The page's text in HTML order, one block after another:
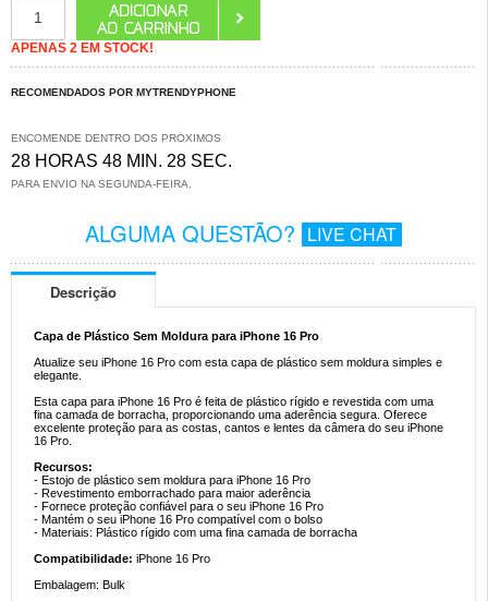
APENAS 2 EM STOCK!
RECOMENDADOS POR MYTRENDYPHONE
ENCOMENDE DENTRO DOS PRÓXIMOS
28 HORAS 48 MIN. 28 SEC.
PARA ENVIO NA SEGUNDA-FEIRA.
ALGUMA QUESTÃO? LIVE CHAT
Descrição
Capa de Plástico Sem Moldura para iPhone 16 Pro
Atualize seu iPhone 16 Pro com esta capa de plástico sem moldura simples e
elegante.
Esta capa para iPhone 16 Pro é feita de plástico rígido e revestida com uma
fina camada de borracha, proporcionando uma aderência segura. Oferece
excelente proteção para as costas, cantos e lentes da câmera do seu iPhone
16 Pro.
Recursos:
- Estojo de plástico sem moldura para iPhone 16 Pro
- Revestimento emborrachado para maior aderência
- Fornece proteção confiável para o seu iPhone 16 Pro
- Mantém o seu iPhone 16 Pro compatível com o bolso
- Materiais: Plástico rígido com uma fina camada de borracha
Compatibilidade: iPhone 16 Pro
Embalagem: Bulk